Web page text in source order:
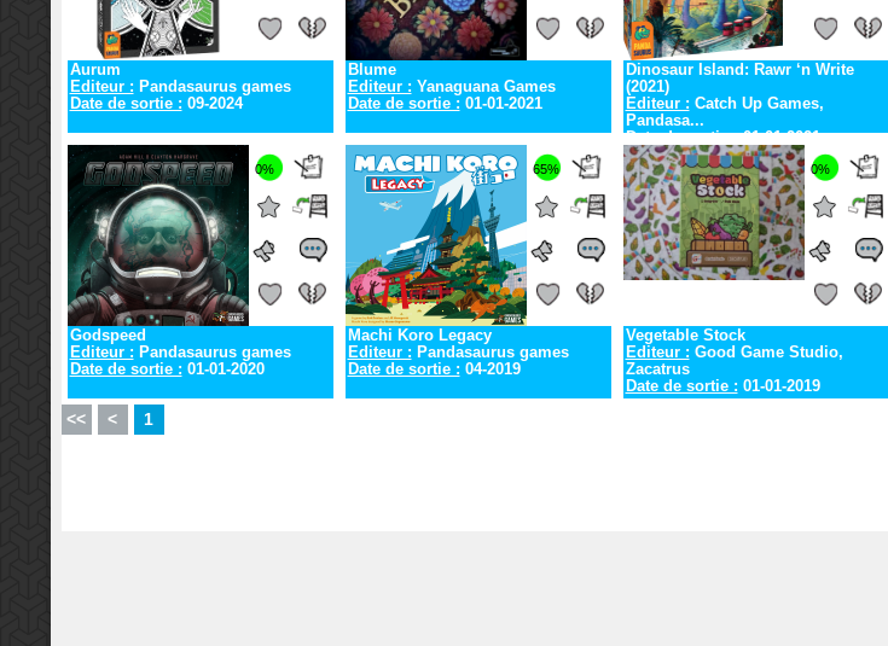
Aurum
Editeur : Pandasaurus games
Date de sortie : 09-2024
Blume
Editeur : Yanaguana Games
Date de sortie : 01-01-2021
Dinosaur Island: Rawr ‘n Write
(2021)
Editeur : Catch Up Games,
Pandasa...
Date de sortie :01-01-2021
0%
Godspeed
Editeur : Pandasaurus games
Date de sortie : 01-01-2020
65%
Machi Koro Legacy
Editeur : Pandasaurus games
Date de sortie : 04-2019
0%
Vegetable Stock
Editeur : Good Game Studio,
Zacatrus
Date de sortie : 01-01-2019
<< < 1